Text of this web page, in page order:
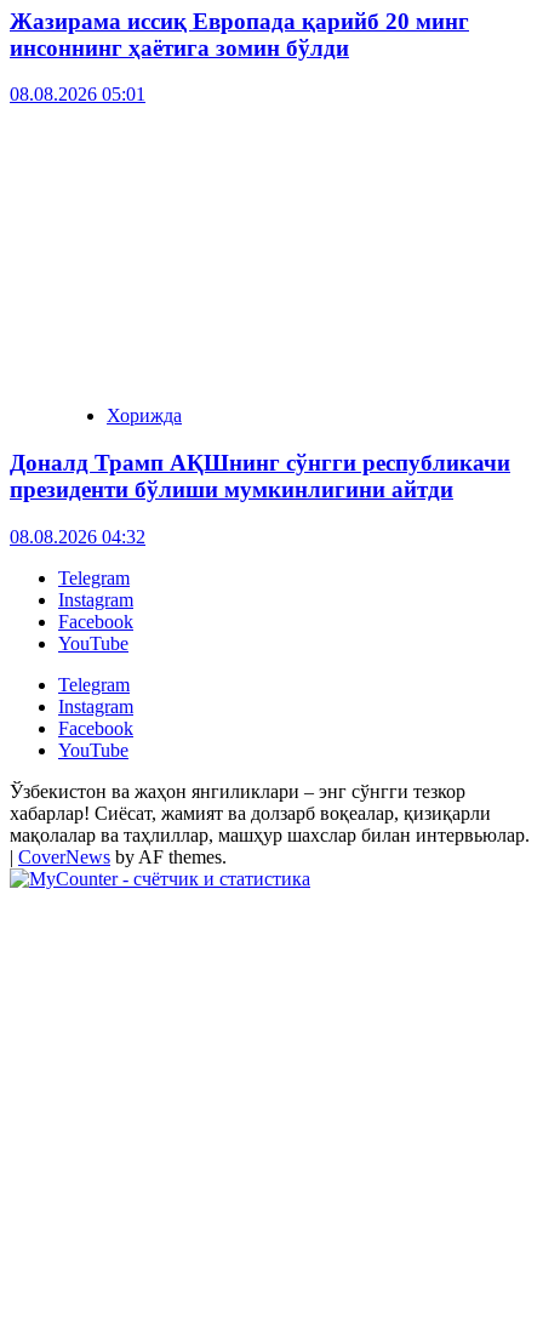
Жазирама иссиқ Европада қарийб 20 минг
инсоннинг ҳаётига зомин бўлди
08.08.2026 05:01
Хорижда
Доналд Трамп АҚШнинг сўнгги республикачи
президенти бўлиши мумкинлигини айтди
08.08.2026 04:32
Telegram
Instagram
Facebook
YouTube
Telegram
Instagram
Facebook
YouTube
Ўзбекистон ва жаҳон янгиликлари – энг сўнгги тезкор
хабарлар! Сиёсат, жамият ва долзарб воқеалар, қизиқарли
мақолалар ва таҳлиллар, машҳур шахслар билан интервьюлар.
| CoverNews by AF themes.